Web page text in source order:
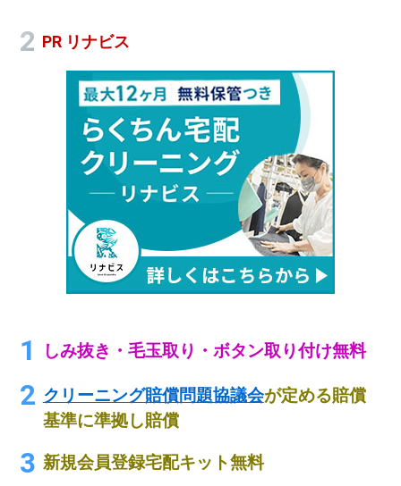
PR リナビス
しみ抜き・毛玉取り・ボタン取り付け無料
クリーニング賠償問題協議会が定める賠償
基準に準拠し賠償
新規会員登録宅配キット無料